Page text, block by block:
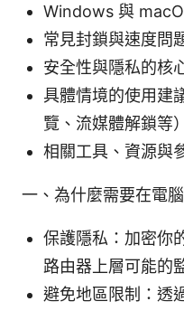
Windows 與
常見封鎖與速度問
安全性與隱私的核
具體情境的使用建
覽、流媒體解鎖等）
相關工具、資源與
一、為什麼需要在電
保護隱私：加密你
路由器上層可能的
避免地區限制：透